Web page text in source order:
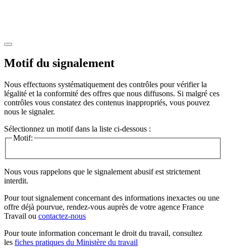
Motif du signalement
Nous effectuons systématiquement des contrôles pour vérifier la
légalité et la conformité des offres que nous diffusons. Si malgré ces
contrôles vous constatez des contenus inappropriés, vous pouvez
nous le signaler.
Sélectionnez un motif dans la liste ci-dessous :
Motif:
Nous vous rappelons que le signalement abusif est strictement
interdit.
Pour tout signalement concernant des informations inexactes ou une
offre déjà pourvue, rendez-vous auprès de votre agence France
Travail ou contactez-nous
Pour toute information concernant le droit du travail, consultez
les fiches pratiques du Ministère du travail